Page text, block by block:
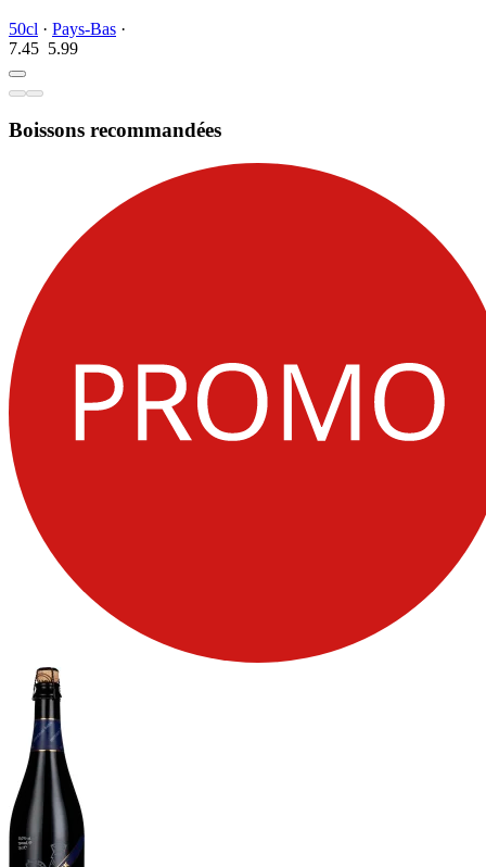
50cl · Pays-Bas ·
7.45 5.99
Boissons recommandées